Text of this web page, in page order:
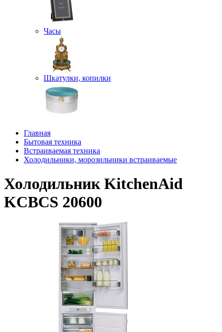
Часы
Шкатулки, копилки
Главная
Бытовая техника
Встраиваемая техника
Холодильники, морозильники встраиваемые
Холодильник KitchenAid
KCBCS 20600